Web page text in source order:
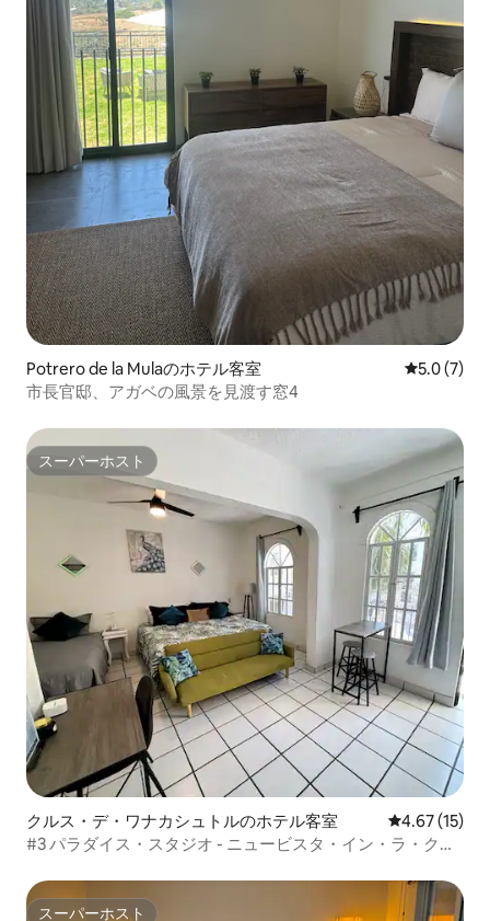
Potrero de la Mulaのホテル客室 レビュー7
5.0 (7)
市長官邸、アガベの風景を見渡す窓4
スーパーホスト
スーパーホスト
クルス・デ・ワナカシュトルのホテル客室 レビュー15
4.67 (15)
#3 パラダイス・スタジオ - ニュービスタ・イン・ラ・クル
スーパーホスト